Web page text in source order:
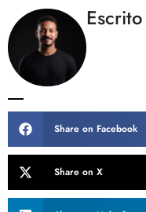
Share on Facebook
Share on X